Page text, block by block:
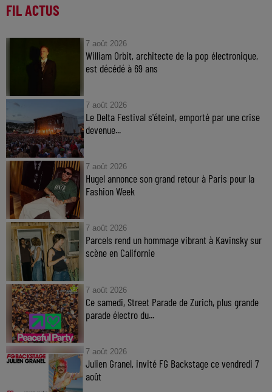
FIL ACTUS
7 août 2026
William Orbit, architecte de la pop électronique,
est décédé à 69 ans
7 août 2026
Le Delta Festival s'éteint, emporté par une crise
devenue...
7 août 2026
Hugel annonce son grand retour à Paris pour la
Fashion Week
7 août 2026
Parcels rend un hommage vibrant à Kavinsky sur
scène en Californie
7 août 2026
Ce samedi, Street Parade de Zurich, plus grande
parade électro du...
7 août 2026
Julien Granel, invité FG Backstage ce vendredi 7
août